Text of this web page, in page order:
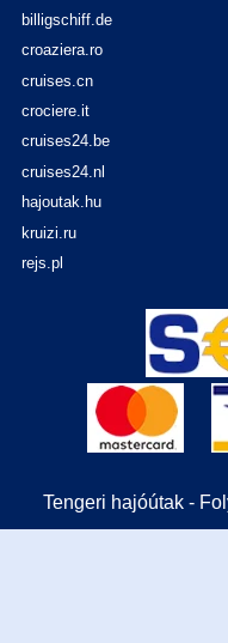
billigschiff.de
croaziera.ro
cruises.cn
crociere.it
cruises24.be
cruises24.nl
hajoutak.hu
kruizi.ru
rejs.pl
Tengeri hajóútak -